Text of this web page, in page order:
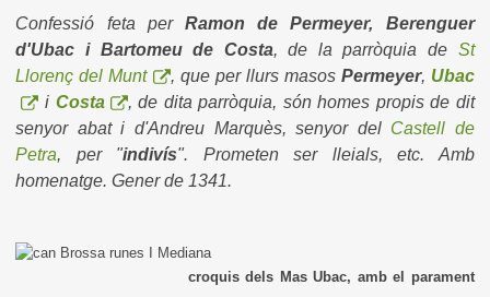
Confessió feta per Ramon de Permeyer,
Berenguer
d'Ubac i Bartomeu de Costa, de la parròquia de St
Llorenç del Munt
, que per llurs masos Permeyer, Ubac
i Costa
, de dita parròquia, són homes propis de dit
senyor abat i d'Andreu Marquès, senyor del Castell de
Petra, per "indivís". Prometen ser lleials, etc. Amb
homenatge. Gener de 1341.
croquis dels Mas Ubac, amb el parament